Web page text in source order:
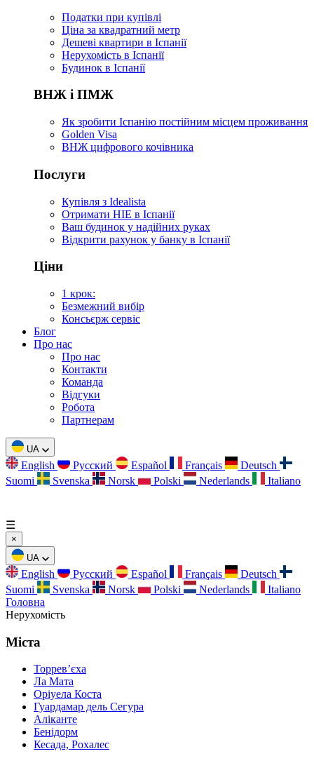
Податки при купівлі
Ціна за квадратний метр
Дешеві квартири в Іспанії
Нерухомість в Іспанії
Будинок в Іспанії
ВНЖ і ПМЖ
Як зробити Іспанію постійним місцем проживання
Golden Visa
ВНЖ цифрового кочівника
Послуги
Купівля з Idealista
Отримати НІЕ в Іспанії
Ваш будинок у надійних руках
Відкрити рахунок у банку в Іспанії
Ціни
1 крок:
Безмежний вибір
Консьєрж сервіс
Блог
Про нас
Про нас
Контакти
Команда
Відгуки
Робота
Партнерам
UA
English Русский Español Français
Deutsch
Suomi
Svenska Norsk Polski Nederlands Italiano
☰
×
UA
English Русский Español Français
Deutsch
Suomi
Svenska Norsk Polski Nederlands
Italiano
Головна
Нерухомість
Міста
Торревʼєха
Ла Мата
Оріуела Коста
Гуардамар дель Сегура
Аліканте
Бенідорм
Кесада, Рохалес